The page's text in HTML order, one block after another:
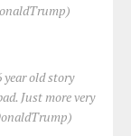
old story
Just more very